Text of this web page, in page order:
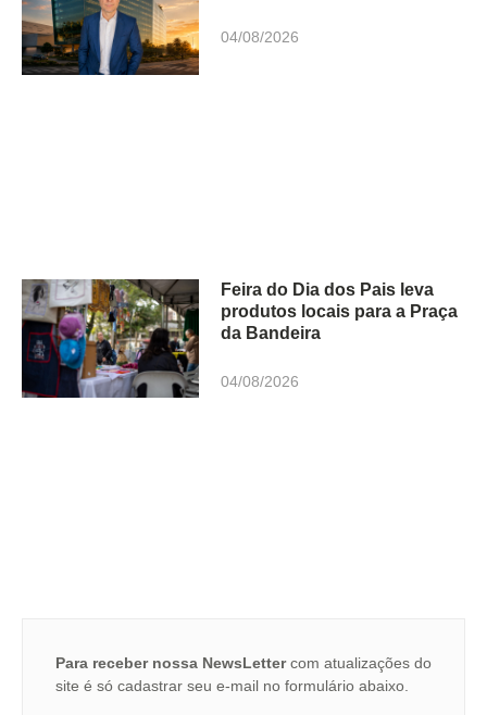
04/08/2026
Feira do Dia dos Pais leva
produtos locais para a Praça
da Bandeira
04/08/2026
Para receber nossa NewsLettercom atualizações do
site é só cadastrar seu e-mail no formulário abaixo.